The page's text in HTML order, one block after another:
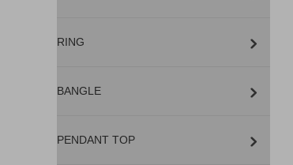
RING
BANGLE
PENDANT TOP